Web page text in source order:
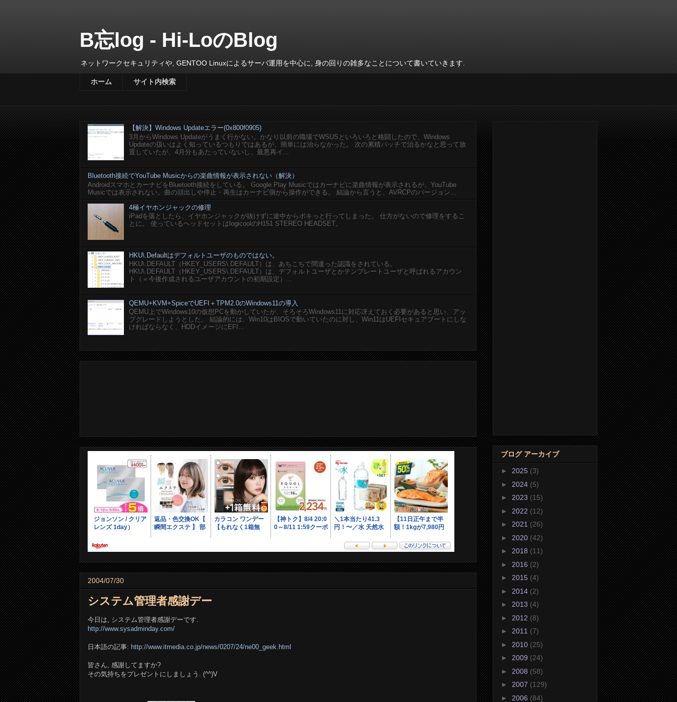
B忘log - Hi-LoのBlog
ネットワークセキュリティや, GENTOO Linuxによるサーバ運用を中心に, 身の回りの雑多なことについて書いていきます.
ホーム サイト内検索
【解決】Windows Updateエラー(0x800f0905)
3月からWindows Updateがうまく行かない。かなり以前の職場でWSUSといろいろと格闘したので、Windows
Updateの扱いはよく知っているつもりではあるが、簡単には治らなかった。 次の累積パッチで治るかなと思って放
置していたが、4月分もあたっていないし、最悪再イ...
Bluetooth接続でYouTube Musicからの楽曲情報が表示されない（解決）
AndroidスマホとカーナビをBluetooth接続をしている。 Google Play Musicではカーナビに楽曲情報が表示されるが、YouTube
Musicでは表示されない。曲の頭出しや停止・再生はカーナビ側から操作ができる。 結論から言うと、AVRCPのバージョン...
4極イヤホンジャックの修理
iPadを落としたら、イヤホンジャックが抜けずに途中からポキっと行ってしまった。 仕方がないので修理をするこ
とに。 使っているヘッドセットはlogicoolのH151 STEREO HEADSET。
HKU\.Defaultはデフォルトユーザのものではない。
HKU\.DEFAULT（HKEY_USERS\.DEFAULT）は、あちこちで間違った認識をされている。
HKU\.DEFAULT（HKEY_USERS\.DEFAULT）は、デフォルトユーザとかテンプレートユーザと呼ばれるアカウン
ト（＝今後作成されるユーザアカウントの初期設定）...
QEMU+KVM+SpiceでUEFI＋TPM2.0のWindows11の導入
QEMU上でWindows10の仮想PCを動かしていたが、そろそろWindows11に対応冴えておく必要があると思い、アッ
プグレードしようとした。 結論的には、Win10はBIOSで動いていたのに対し、Win11はUEFIセキュアブートにしな
ければならなく、HDDイメージにEFI...
2004/07/30
システム管理者感謝デー
今日は, システム管理者感謝デーです.
http://www.sysadminday.com/
日本語の記事: http://www.itmedia.co.jp/news/0207/24/ne00_geek.html
皆さん, 感謝してますか?
その気持ちをプレゼントにしましょう. (^^)V
ブログ アーカイブ
► 2025 (3)
► 2024 (5)
► 2023 (15)
► 2022 (12)
► 2021 (26)
► 2020 (42)
► 2018 (11)
► 2016 (2)
► 2015 (4)
► 2014 (2)
► 2013 (4)
► 2012 (8)
► 2011 (7)
► 2010 (25)
► 2009 (24)
► 2008 (58)
► 2007 (129)
► 2006 (84)